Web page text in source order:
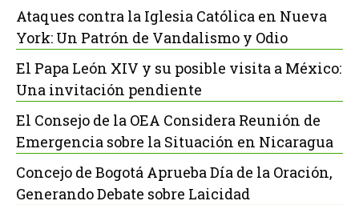
Ataques contra la Iglesia Católica en Nueva
York: Un Patrón de Vandalismo y Odio
El Papa León XIV y su posible visita a México:
Una invitación pendiente
El Consejo de la OEA Considera Reunión de
Emergencia sobre la Situación en Nicaragua
Concejo de Bogotá Aprueba Día de la Oración,
Generando Debate sobre Laicidad